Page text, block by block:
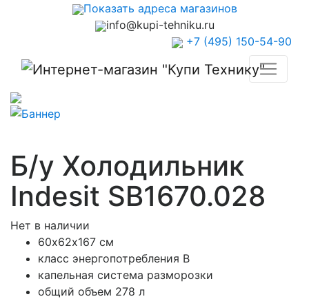
Показать адреса магазинов
info@kupi-tehniku.ru
+7 (495) 150-54-90
Б/у Холодильник
Indesit SB1670.028
Нет в наличии
60х62х167 см
класс энергопотребления B
капельная система разморозки
общий объем 278 л